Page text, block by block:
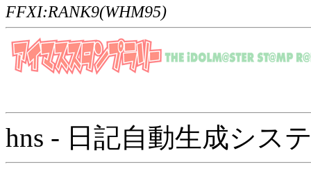
FFXI:RANK9(WHM95)
hns - 日記自動生成シス